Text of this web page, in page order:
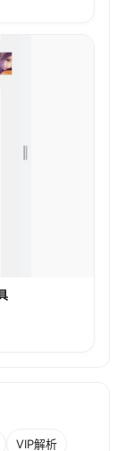
VIP解析